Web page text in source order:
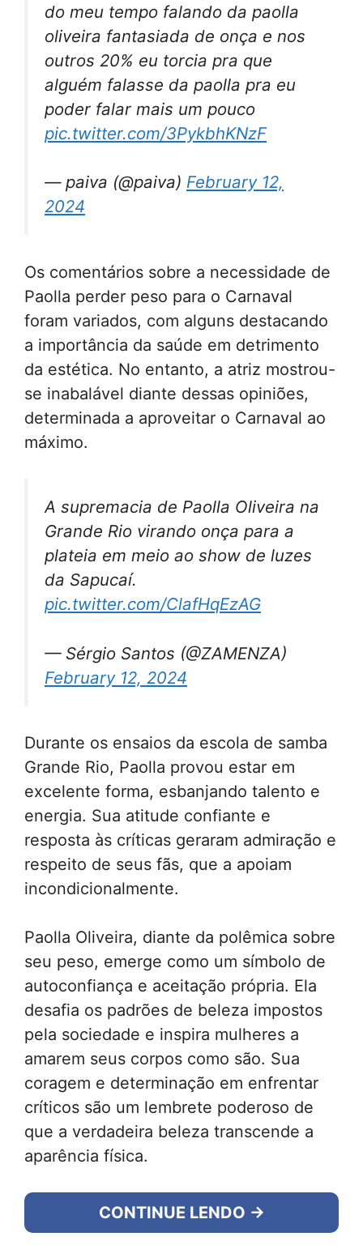
do meu tempo falando da paolla
oliveira fantasiada de onça e nos
outros 20% eu torcia pra que
alguém falasse da paolla pra eu
poder falar mais um pouco
pic.twitter.com/3PykbhKNzF
— paiva (@paiva) February 12,
2024
Os comentários sobre a necessidade de
Paolla perder peso para o Carnaval
foram variados, com alguns destacando
a importância da saúde em detrimento
da estética. No entanto, a atriz mostrou-
se inabalável diante dessas opiniões,
determinada a aproveitar o Carnaval ao
máximo.
A supremacia de Paolla Oliveira na
Grande Rio virando onça para a
plateia em meio ao show de luzes
da Sapucaí.
pic.twitter.com/ClafHqEzAG
— Sérgio Santos (@ZAMENZA)
February 12, 2024
Durante os ensaios da escola de samba
Grande Rio, Paolla provou estar em
excelente forma, esbanjando talento e
energia. Sua atitude confiante e
resposta às críticas geraram admiração e
respeito de seus fãs, que a apoiam
incondicionalmente.
Paolla Oliveira, diante da polêmica sobre
seu peso, emerge como um símbolo de
autoconfiança e aceitação própria. Ela
desafia os padrões de beleza impostos
pela sociedade e inspira mulheres a
amarem seus corpos como são. Sua
coragem e determinação em enfrentar
críticos são um lembrete poderoso de
que a verdadeira beleza transcende a
aparência física.
CONTINUE LENDO →